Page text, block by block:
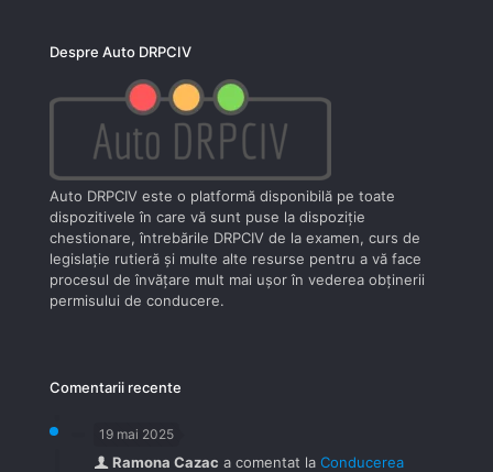
Despre Auto DRPCIV
Auto DRPCIV este o platformă disponibilă pe toate
dispozitivele în care vă sunt puse la dispoziţie
chestionare, întrebările DRPCIV de la examen, curs de
legislaţie rutieră şi multe alte resurse pentru a vă face
procesul de învăţare mult mai uşor în vederea obţinerii
permisului de conducere.
Comentarii recente
19 mai 2025
Ramona Cazac a comentat la Conducerea